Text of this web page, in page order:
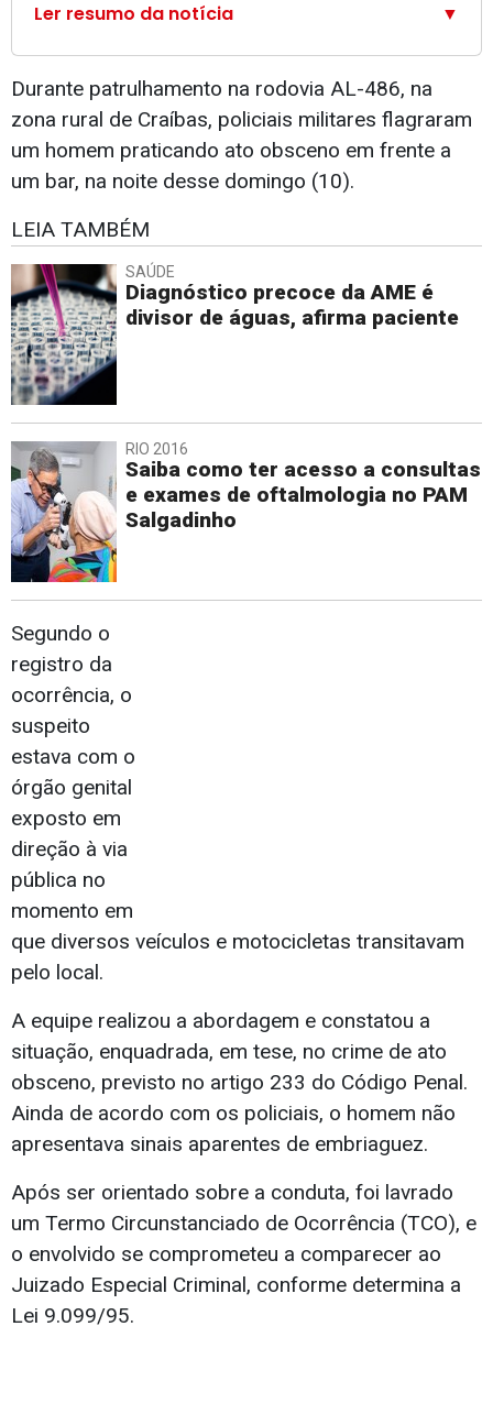
Ler resumo da notícia ▼
Durante patrulhamento na rodovia AL-486, na
zona rural de Craíbas, policiais militares flagraram
um homem praticando ato obsceno em frente a
um bar, na noite desse domingo (10).
LEIA TAMBÉM
SAÚDE
Diagnóstico precoce da AME é
divisor de águas, afirma paciente
RIO 2016
Saiba como ter acesso a consultas
e exames de oftalmologia no PAM
Salgadinho
Segundo o
registro da
ocorrência, o
suspeito
estava com o
órgão genital
exposto em
direção à via
pública no
momento em
que diversos veículos e motocicletas transitavam
pelo local.
A equipe realizou a abordagem e constatou a
situação, enquadrada, em tese, no crime de ato
obsceno, previsto no artigo 233 do Código Penal.
Ainda de acordo com os policiais, o homem não
apresentava sinais aparentes de embriaguez.
Após ser orientado sobre a conduta, foi lavrado
um Termo Circunstanciado de Ocorrência (TCO), e
o envolvido se comprometeu a comparecer ao
Juizado Especial Criminal, conforme determina a
Lei 9.099/95.